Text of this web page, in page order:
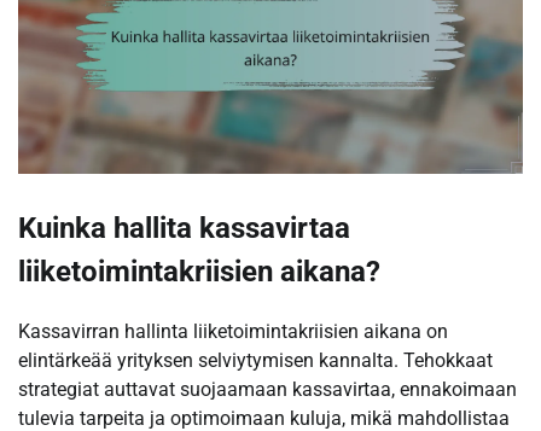
Kuinka hallita kassavirtaa
liiketoimintakriisien aikana?
Kassavirran hallinta liiketoimintakriisien aikana on
elintärkeää yrityksen selviytymisen kannalta. Tehokkaat
strategiat auttavat suojaamaan kassavirtaa, ennakoimaan
tulevia tarpeita ja optimoimaan kuluja, mikä mahdollistaa